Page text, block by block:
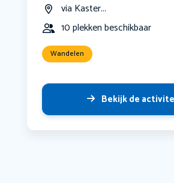
via Kaster...
10 plekken beschikbaar
Wandelen
Bekijk de